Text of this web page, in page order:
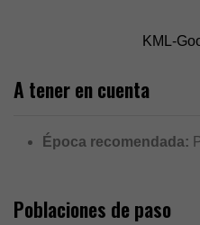
KML-
A tener en cuenta
Época recomendada:
Poblaciones de paso